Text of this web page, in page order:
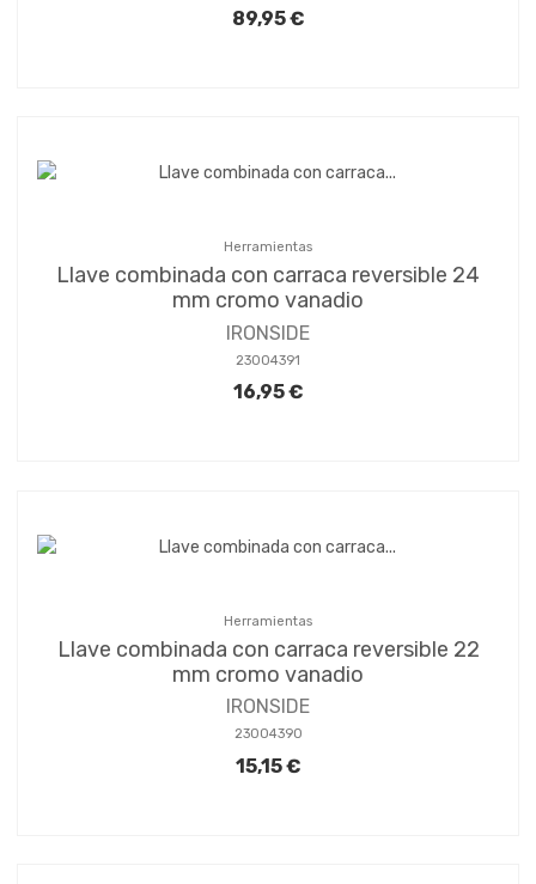
89,95 €
Herramientas
Llave combinada con carraca reversible 24
mm cromo vanadio
IRONSIDE
23004391
16,95 €
Herramientas
Llave combinada con carraca reversible 22
mm cromo vanadio
IRONSIDE
23004390
15,15 €